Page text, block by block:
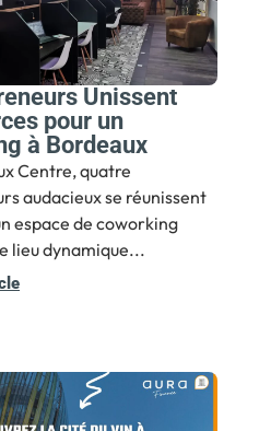
Unissent
pour un
à Bordeaux
Centre, quatre
audacieux se réunissent
espace de coworking
lieu dynamique...